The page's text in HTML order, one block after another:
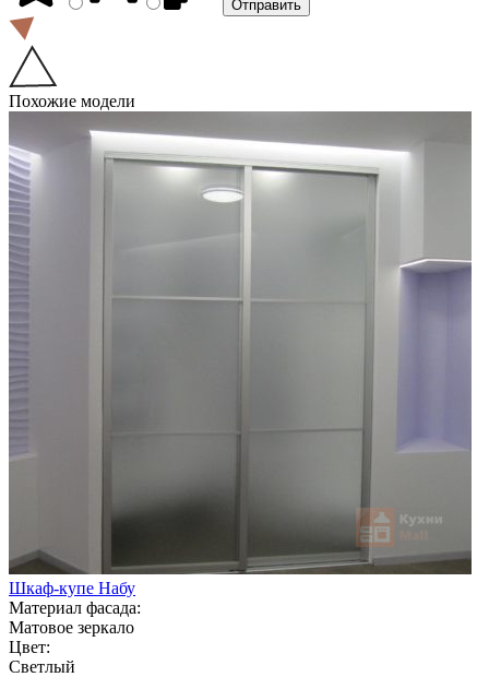
Похожие модели
Шкаф-купе Набу
Материал фасада:
Матовое зеркало
Цвет:
Светлый